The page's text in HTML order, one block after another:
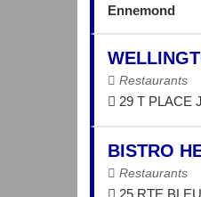
Ennemond
Restaurants
29 T PLACE
BISTRO
Restaurants
25 RTE